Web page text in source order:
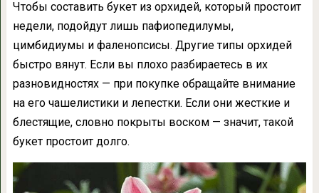
Чтобы составить букет из орхидей, который простоит
недели, подойдут лишь пафиопедилумы,
цимбидиумы и фаленопсисы. Другие типы орхидей
быстро вянут. Если вы плохо разбираетесь в их
разновидностях — при покупке обращайте внимание
на его чашелистики и лепестки. Если они жесткие и
блестящие, словно покрыты воском — значит, такой
букет простоит долго.